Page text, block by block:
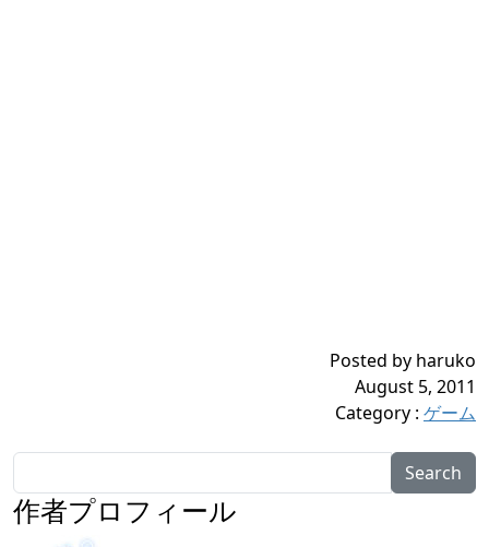
Posted by haruko
August 5, 2011
Category : ゲーム
Search
作者プロフィール